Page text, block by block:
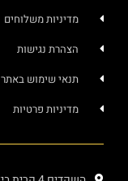
משלוחים
נגישות
שימוש באתר
פרטיות